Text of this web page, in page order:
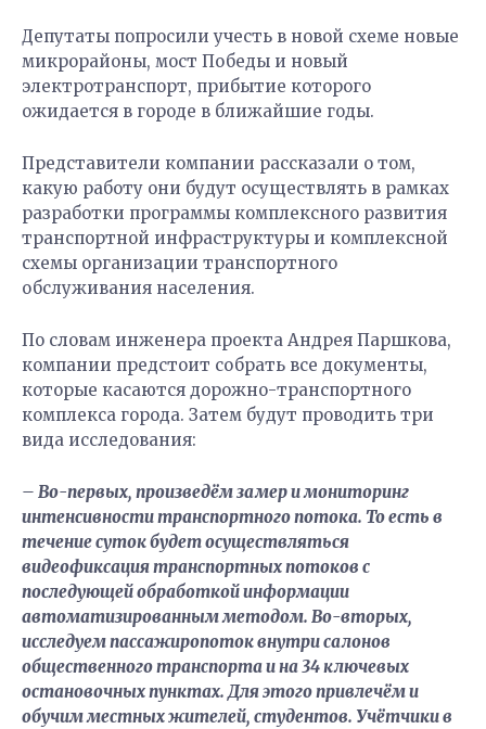
Депутаты попросили учесть в новой схеме новые
микрорайоны, мост Победы и новый
электротранспорт, прибытие которого
ожидается в городе в ближайшие годы.
Представители компании рассказали о том,
какую работу они будут осуществлять в рамках
разработки программы комплексного развития
транспортной инфраструктуры и комплексной
схемы организации транспортного
обслуживания населения.
По словам инженера проекта Андрея Паршкова,
компании предстоит собрать все документы,
которые касаются дорожно-транспортного
комплекса города. Затем будут проводить три
вида исследования:
– Во-первых, произведём замер и мониторинг
интенсивности транспортного потока. То есть в
течение суток будет осуществляться
видеофиксация транспортных потоков с
последующей обработкой информации
автоматизированным методом. Во-вторых,
исследуем пассажиропоток внутри салонов
общественного транспорта и на 34 ключевых
остановочных пунктах. Для этого привлечём и
обучим местных жителей, студентов. Учётчики в